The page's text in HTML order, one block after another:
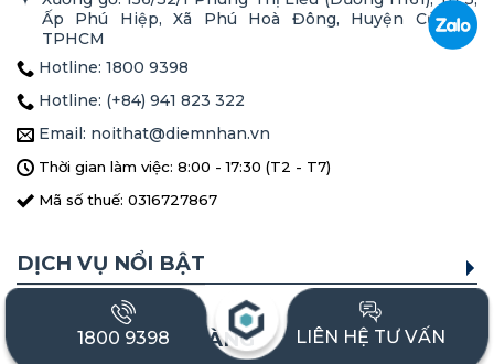
Ấp Phú Hiệp, Xã Phú Hoà Đông, Huyện Củ Chi,
TPHCM
Hotline: 1800 9398
Hotline: (+84) 941 823 322
Email: noithat@diemnhan.vn
Thời gian làm việc: 8:00 - 17:30 (T2 - T7)
Mã số thuế: 0316727867
DỊCH VỤ NỔI BẬT
HỖ TRỢ KHÁCH HÀNG
1800 9398 LIÊN HỆ TƯ VẤN